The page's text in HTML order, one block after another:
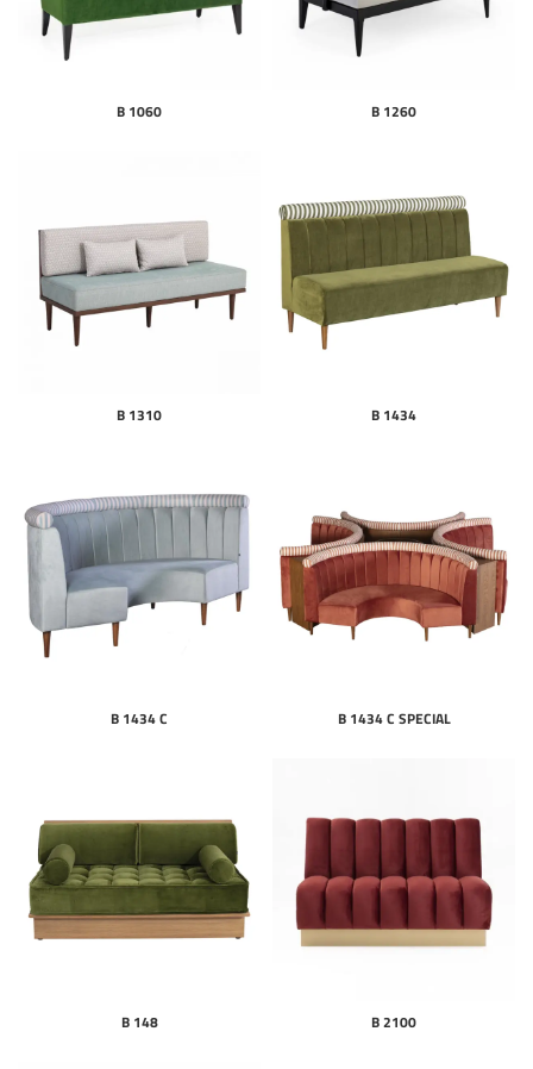
B 1060 B 1260
B 1310 B 1434
B 1434 C B 1434 C SPECIAL
B 148 B 2100